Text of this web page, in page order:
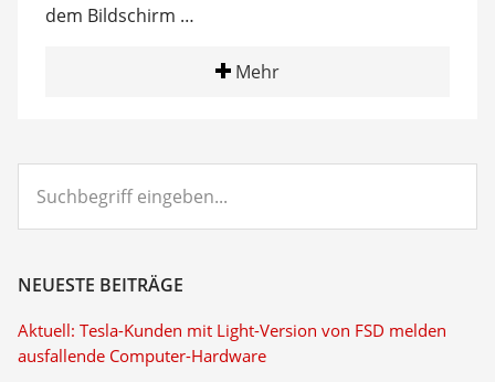
dem Bildschirm …
Mehr
eingeben...
NEUESTE BEITRÄGE
Aktuell: Tesla-Kunden mit Light-Version von FSD melden
ausfallende Computer-Hardware